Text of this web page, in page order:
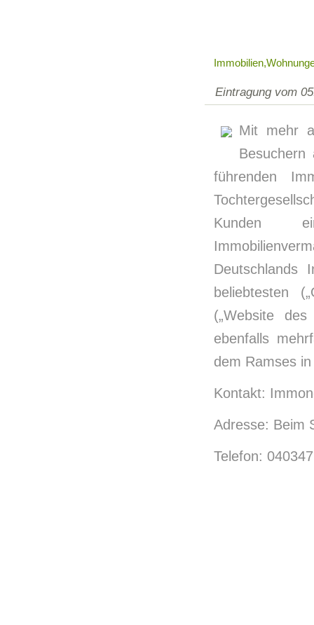
Eintragung vom
Mit mehr
führenden
Kunden
Deutschlands
beliebtesten
(„Website
ebenfalls
dem Ramses
Kontakt:
Adresse: Beim
Telefon: